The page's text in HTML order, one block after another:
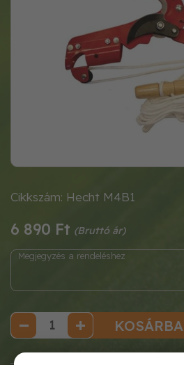
Cikkszám: Hecht M4B1
6 890 Ft
KOSÁRBA